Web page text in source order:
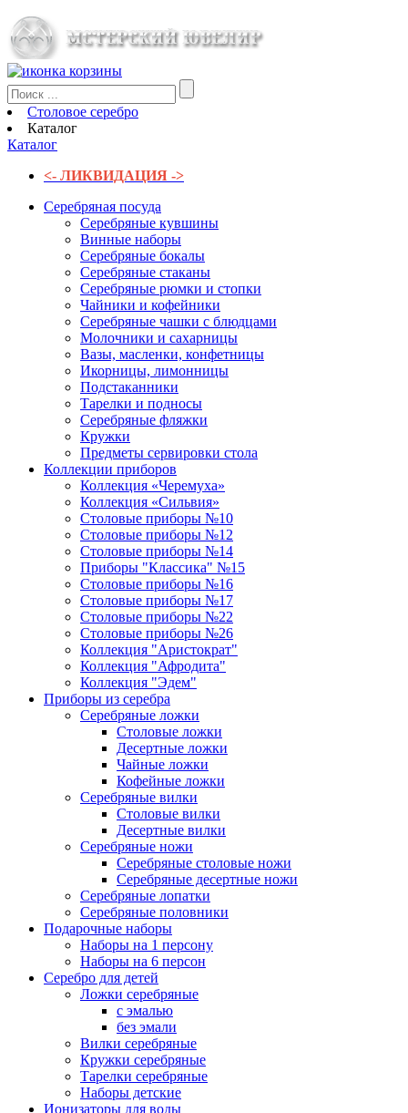
Столовое серебро
Каталог
Каталог
<- ЛИКВИДАЦИЯ ->
Серебряная посуда
Серебряные кувшины
Винные наборы
Серебряные бокалы
Серебряные стаканы
Серебряные рюмки и стопки
Чайники и кофейники
Серебряные чашки с блюдцами
Молочники и сахарницы
Вазы, масленки, конфетницы
Икорницы, лимонницы
Подстаканники
Тарелки и подносы
Серебряные фляжки
Кружки
Предметы сервировки стола
Коллекции приборов
Коллекция «Черемуха»
Коллекция «Сильвия»
Столовые приборы №10
Столовые приборы №12
Столовые приборы №14
Приборы "Классика" №15
Столовые приборы №16
Столовые приборы №17
Столовые приборы №22
Столовые приборы №26
Коллекция "Аристократ"
Коллекция "Афродита"
Коллекция "Эдем"
Приборы из серебра
Серебряные ложки
Столовые ложки
Десертные ложки
Чайные ложки
Кофейные ложки
Серебряные вилки
Столовые вилки
Десертные вилки
Серебряные ножи
Серебряные столовые ножи
Серебряные десертные ножи
Серебряные лопатки
Серебряные половники
Подарочные наборы
Наборы на 1 персону
Наборы на 6 персон
Серебро для детей
Ложки серебряные
с эмалью
без эмали
Вилки серебряные
Кружки серебряные
Тарелки серебряные
Наборы детские
Ионизаторы для воды